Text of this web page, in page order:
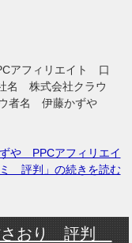
アフィリエイト 口
名 株式会社クラウ
者名 伊藤かずや
や PPCアフィリエイ
評判」の続きを読む
さおり 評判